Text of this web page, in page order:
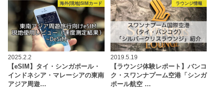
海外(現地)SIMカード
2025.2.2
【eSIM】タイ・シンガポール・
インドネシア・マレーシアの東南
アジア周遊…
ラウンジ情報
2019.5.19
【ラウンジ体験レポート】バンコ
ク・スワンナプーム空港「シンガ
ポール航空 …